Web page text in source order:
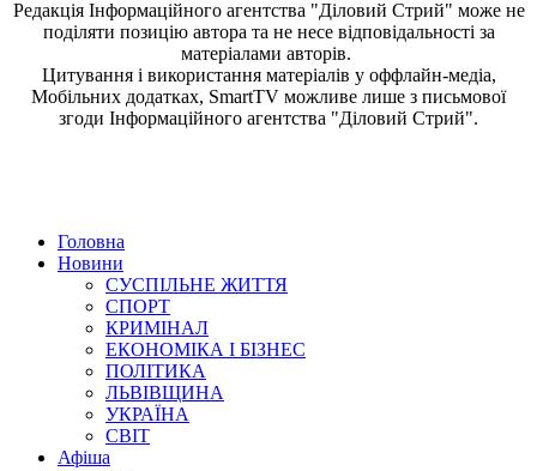
Редакція Інформаційного агентства "Діловий Стрий" може не
поділяти позицію автора та не несе відповідальності за
матеріалами авторів.
Цитування і використання матеріалів у оффлайн-медіа,
Мобільних додатках, SmartTV можливе лише з письмової
згоди Інформаційного агентства "Діловий Стрий".
Головна
Новини
СУСПІЛЬНЕ ЖИТТЯ
СПОРТ
КРИМІНАЛ
ЕКОНОМІКА І БІЗНЕС
ПОЛІТИКА
ЛЬВІВЩИНА
УКРАЇНА
СВІТ
Афіша